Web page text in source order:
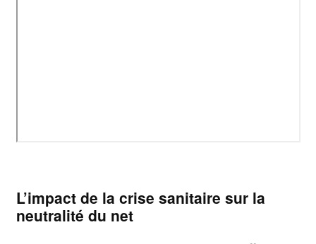
L’impact de la crise sanitaire sur la
neutralité du net